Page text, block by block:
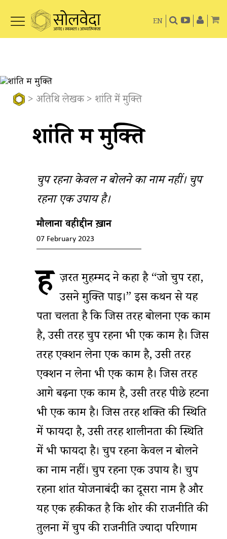
EN
>अतिथि लेखक> शांति में मुक्ति
शांति में मुक्ति
चुप रहना केवल न बोलने का नाम नहीं। चुप
रहना एक उपाय है।
मौलाना वहीदुद्दीन ख़ान
07 February 2023
ह ज़रत मुहम्मद ने कहा है “जो चुप रहा,
उसने मुक्ति पाई।” इस कथन से यह
पता चलता है कि जिस तरह बोलना एक काम
है, उसी तरह चुप रहना भी एक काम है। जिस
तरह एक्‍शन लेना एक काम है, उसी तरह
एक्शन न लेना भी एक काम है। जिस तरह
आगे बढ़ना एक काम है, उसी तरह पीछे हटना
भी एक काम है। जिस तरह शक्ति की स्थिति
में फायदा है, उसी तरह शालीनता की स्थिति
में भी फायदा है। चुप रहना केवल न बोलने
का नाम नहीं। चुप रहना एक उपाय है। चुप
रहना शांत योजनाबंदी का दूसरा नाम है और
यह एक हकीकत है कि शोर की राजनीति की
तुलना में चुप की राजनीति ज्यादा परिणाम